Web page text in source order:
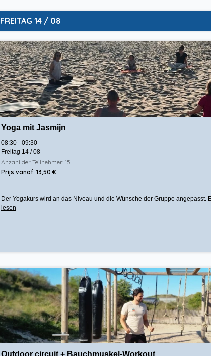
FREITAG 14 / 08
Yoga mit Jasmijn
08:30 - 09:30
Freitag 14 / 08
Anzahl der Teilnehmer: 15
Prijs vanaf: 13,50 €
Der Yogakurs wird an das Niveau und die Wünsche der Gruppe angepasst.
lesen
Outdoor circuit + Bauchmuskel-Workout